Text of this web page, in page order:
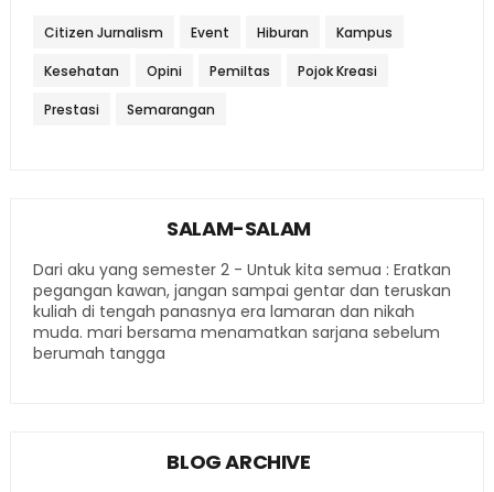
Citizen Jurnalism Event Hiburan Kampus
Kesehatan Opini Pemiltas Pojok Kreasi
Prestasi Semarangan
SALAM-SALAM
Dari aku yang semester 2 - Untuk kita semua : Eratkan
pegangan kawan, jangan sampai gentar dan teruskan
kuliah di tengah panasnya era lamaran dan nikah
muda. mari bersama menamatkan sarjana sebelum
berumah tangga
BLOG ARCHIVE